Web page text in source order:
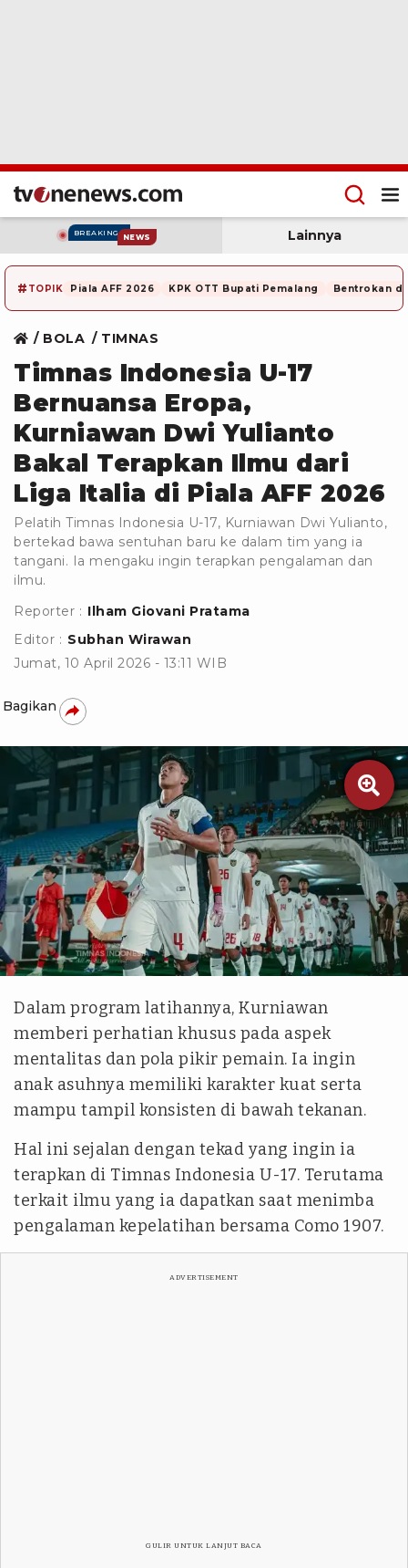
BREAKING NEWS Lainnya
# TOPIK Piala AFF 2026 KPK OTT Bupati Pemalang Bentrokan di
BOLA TIMNAS
Timnas Indonesia U-17
Bernuansa Eropa,
Kurniawan Dwi Yulianto
Bakal Terapkan Ilmu dari
Liga Italia di Piala AFF 2026
Pelatih Timnas Indonesia U-17, Kurniawan Dwi Yulianto,
bertekad bawa sentuhan baru ke dalam tim yang ia
tangani. Ia mengaku ingin terapkan pengalaman dan
ilmu.
Reporter : Ilham Giovani Pratama
Editor : Subhan Wirawan
Jumat, 10 April 2026 - 13:11 WIB
Bagikan

Kita Garuda
Dalam program latihannya, Kurniawan
memberi perhatian khusus pada aspek
mentalitas dan pola pikir pemain. Ia ingin
anak asuhnya memiliki karakter kuat serta
mampu tampil konsisten di bawah tekanan.
Hal ini sejalan dengan tekad yang ingin ia
terapkan di Timnas Indonesia U-17. Terutama
terkait ilmu yang ia dapatkan saat menimba
pengalaman kepelatihan bersama Como 1907.
ADVERTISEMENT
GULIR UNTUK LANJUT BACA